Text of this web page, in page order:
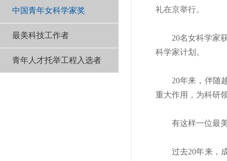
中国青年女科学家奖
最美科技工作者
青年人才托举工程入选者
礼在京举行。
20名女科学家
科学家计划。
20年来，伴随
重大作用，为科研
有这样一位最
过去20年来，